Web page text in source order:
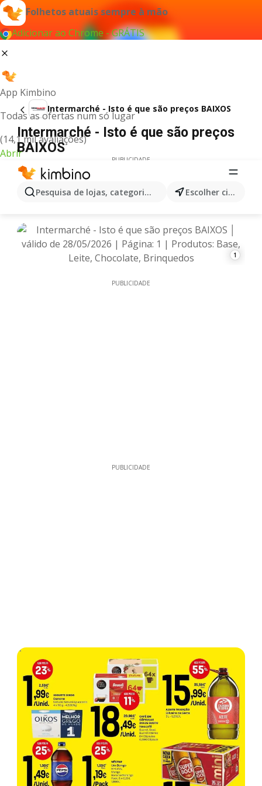
Folhetos atuais sempre à mão
Adicionar ao Chrome - GRÁTIS
App Kimbino
Todas as ofertas num só lugar
(14,1 mil avaliações)
Abrir
Pesquisa de lojas, categorias,produtos... Escolher cidade
Intermarché - Isto é que são preços BAIXOS
Intermarché - Isto é que são preços
BAIXOS
PUBLICIDADE
1
PUBLICIDADE
PUBLICIDADE